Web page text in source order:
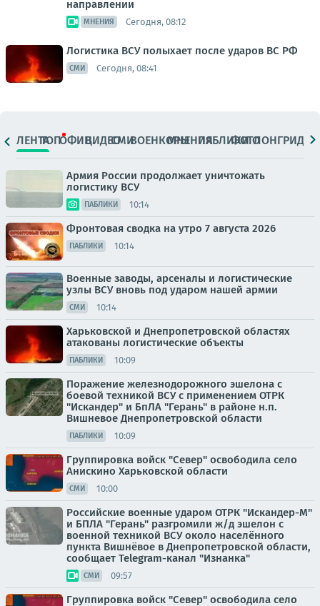
направлении
МНЕНИЯ Сегодня, 08:12
Логистика ВСУ полыхает после ударов ВС РФ
СМИ Сегодня, 08:41
ЛЕНТАТОПОФИЦ.ВИДЕОСМИВОЕНКОРЫМНЕНИЯПАБЛИКИ
ФОТОЛОНГРИДЫ
Армия России продолжает уничтожать
логистику ВСУ
ПАБЛИКИ 10:14
Фронтовая сводка на утро 7 августа 2026
ПАБЛИКИ 10:14
Военные заводы, арсеналы и логистические
узлы ВСУ вновь под ударом нашей армии
СМИ 10:14
Харьковской и Днепропетровской областях
атакованы логистические объекты
ПАБЛИКИ 10:09
Поражение железнодорожного эшелона с
боевой техникой ВСУ с применением ОТРК
"Искандер" и БпЛА "Герань" в районе н.п.
Вишневое Днепропетровской области
ПАБЛИКИ 10:09
Группировка войск "Север" освободила село
Анискино Харьковской области
СМИ 10:00
Российские военные ударом ОТРК "Искандер-М"
и БПЛА "Герань" разгромили ж/д эшелон с
военной техникой ВСУ около населённого
пункта Вишнёвое в Днепропетровской области,
сообщает Telegram-канал "Изнанка"
СМИ 09:57
Группировка войск "Север" освободила село